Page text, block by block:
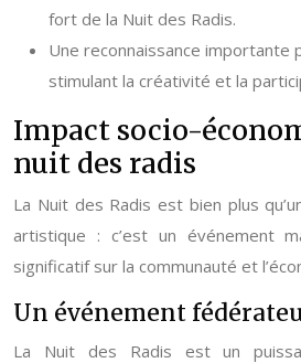
fort de la Nuit des Radis.
Une reconnaissance importante
stimulant la créativité et la
Impact socio-
nuit des radis
La Nuit des Radis est bien plus
artistique : c’est un événement
significatif sur la communauté et
Un événement
La Nuit des Radis est un